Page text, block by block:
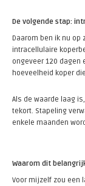
De volgende stap:
Daarom ben ik nu op
intracellulaire
ongeveer 120 dagen
hoeveelheid koper
Als de waarde laag
tekort. Stapeling
enkele maanden
Waarom dit
Voor mijzelf zou een